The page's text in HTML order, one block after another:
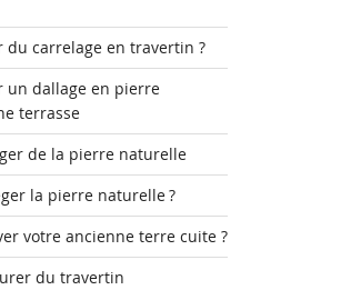
du carrelage en travertin ?
un dallage en pierre
terrasse
de la pierre naturelle
la pierre naturelle ?
votre ancienne terre cuite ?
du travertin